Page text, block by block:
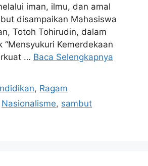
iman, ilmu, dan amal
disampaikan Mahasiswa
Totoh Tohirudin, dalam
Kemerdekaan
… Baca Selengkapnya
, Ragam
Nasionalisme, sambut